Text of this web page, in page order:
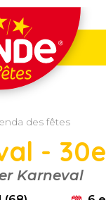
des fêtes
-
(68)
Karneval